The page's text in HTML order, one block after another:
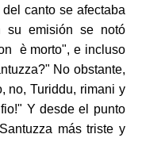
canto se afectaba
su emisión se notó
è morto", e incluso
No obstante,
no, Turiddu, rimani y
Y desde el punto
más triste y